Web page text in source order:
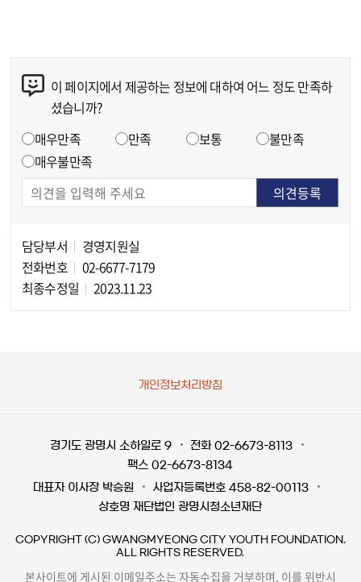
이 페이지에서 제공하는 정보에 대하여 어느 정도 만족하
셨습니까?
매우만족 만족 보통
불만족
매우불만족
담당부서
경영지원실
전화번호
02-6677-7179
최종수정일
2023.11.23
개인정보처리방침
경기도 광명시 소하일로 9
전화 02-6673-8113
팩스 02-6673-8134
대표자 이사장 박승원
사업자등록번호 458-82-00113
상호명 재단법인 광명시청소년재단
COPYRIGHT (C) GWANGMYEONG CITY YOUTH FOUNDATION.
ALL RIGHTS RESERVED.
본사이트에 게시된 이메일주소는 자동수집을 거부하며, 이를 위반시